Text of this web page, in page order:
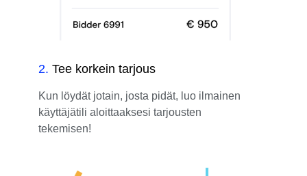
2. Tee korkein tarjous
Kun löydät jotain, josta pidät, luo ilmainen
käyttäjätili aloittaaksesi tarjousten
tekemisen!